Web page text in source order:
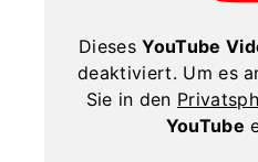
DiesesYouTube
deaktiviert. Um es
Sie in den
YouTube